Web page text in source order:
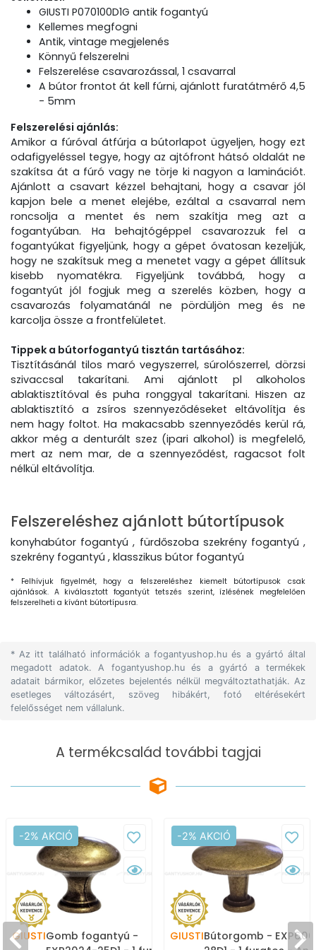
GIUSTI P070100D1G antik fogantyú
Kellemes megfogni
Antik, vintage megjelenés
Könnyű felszerelni
Felszerelése csavarozással, 1 csavarral
A bútor frontot át kell fúrni, ajánlott furatátmérő 4,5
- 5mm
Felszerelési ajánlás:
Amikor a fúróval átfúrja a bútorlapot ügyeljen, hogy ezt
odafigyeléssel tegye, hogy az ajtófront hátsó oldalát ne
szakítsa át a fúró vagy ne törje ki nagyon a laminációt.
Ajánlott a csavart kézzel behajtani, hogy a csavar jól
kapjon bele a menet elejébe, ezáltal a csavarral nem
roncsolja a mentet és nem szakítja meg azt a
fogantyúban. Ha behajtógéppel csavarozzuk fel a
fogantyúkat figyeljünk, hogy a gépet óvatosan kezeljük,
hogy ne szakítsuk meg a menetet vagy a gépet állítsuk
kisebb nyomatékra. Figyeljünk továbbá, hogy a
fogantyút jól fogjuk meg a szerelés közben, hogy a
csavarozás folyamatánál ne pördüljön meg és ne
karcolja össze a frontfelületet.
Tippek a bútorfogantyú tisztán tartásához:
Tisztításánál tilos maró vegyszerrel, súrolószerrel, dörzsi
szivaccsal takarítani. Ami ajánlott pl alkoholos
ablaktisztítóval és puha ronggyal takarítani. Hiszen az
ablaktisztító a zsíros szennyeződéseket eltávolítja és
nem hagy foltot. Ha makacsabb szennyeződés kerül rá,
akkor még a denturált szez (ipari alkohol) is megfelelő,
mert az nem mar, de a szennyeződést, ragacsot folt
nélkül eltávolítja.
Felszereléshez ajánlott bútortípusok
konyhabútor fogantyú , fürdőszoba szekrény fogantyú ,
szekrény fogantyú , klasszikus bútor fogantyú
* Felhívjuk figyelmét, hogy a felszereléshez kiemelt bútortípusok csak
ajánlások. A kiválasztott fogantyút tetszés szerint, ízlésének megfelelően
felszerelheti a kívánt bútortípusra.
* Az itt található információk a fogantyushop.hu és a gyártó által
megadott adatok. A fogantyushop.hu és a gyártó a termékek
adatait bármikor, előzetes bejelentés nélkül megváltoztathatják. Az
esetleges változásért, szöveg hibákért, fotó eltérésekért
felelősséget nem vállalunk.
A termékcsalád további tagjai
-2% AKCIÓ
GIUSTIGomb fogantyú -
-2% AKCIÓ
GIUSTIBútorgomb -